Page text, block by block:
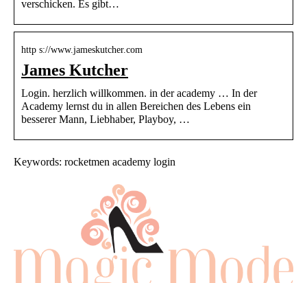
verschicken. Es gibt…
http s://www.jameskutcher.com
James Kutcher
Login. herzlich willkommen. in der academy … In der
Academy lernst du in allen Bereichen des Lebens ein
besserer Mann, Liebhaber, Playboy, …
Keywords: rocketmen academy login